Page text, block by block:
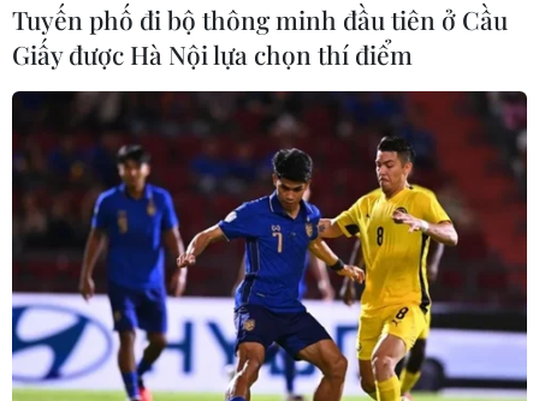
TIN CÙNG CHUYÊN MỤC
Bão Dolphin gây ảnh hưởng diện
rộng tại miền Đông Trung Quốc
09/08/2026 04:23
Nhật Bản: Sạt lở đất khiến gần 400
Tuyến phố đi bộ thông minh đầu tiên ở Cầu
Giấy được Hà Nội lựa chọn thí điểm